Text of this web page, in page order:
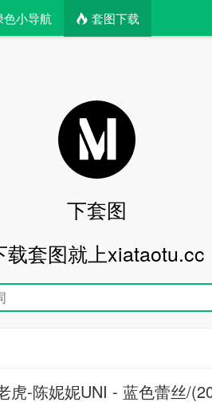
色小导航 套图下载
下套图
载套图就上xiataotu.cc
虎-陈妮妮UNI - 蓝色蕾丝/